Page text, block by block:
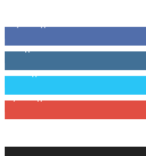
0 Підписників
234 Підписників
9,370 Підписників